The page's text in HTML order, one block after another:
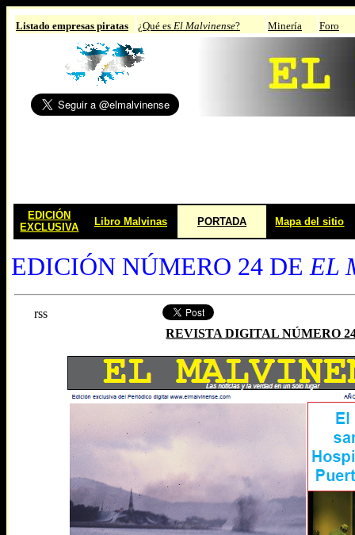
Listado empresas piratas ¿Qué es El Malvinense? Minería Foro
EDICIÓN
EXCLUSIVA
Libro Malvinas PORTADA Mapa del sitio
EDICIÓN NÚMERO 24 DE EL
rss
REVISTA DIGITAL NÚMERO